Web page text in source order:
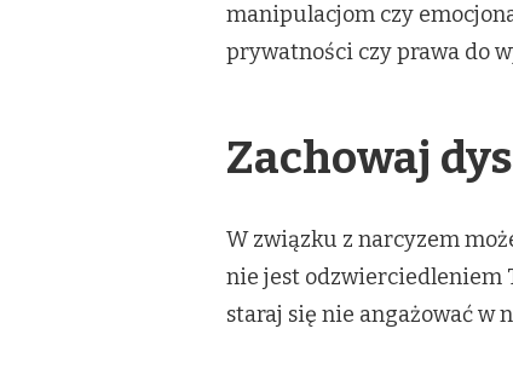
manipulacjom czy
prywatności czy prawa do
Zachowaj
W związku z narcyzem
nie jest odzwierciedleniem
staraj się nie angażować w